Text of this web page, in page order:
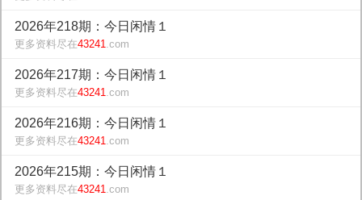
2026年218期：今日闲情１
更多资料尽在43241.com
2026年217期：今日闲情１
更多资料尽在43241.com
2026年216期：今日闲情１
更多资料尽在43241.com
2026年215期：今日闲情１
更多资料尽在43241.com